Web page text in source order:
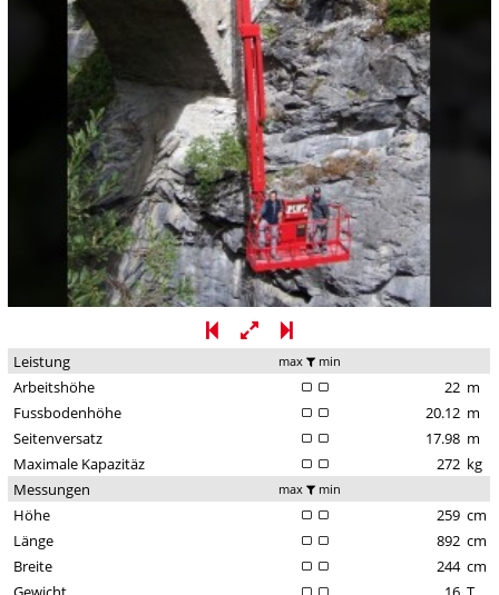
Leistung max min
Arbeitshöhe 22 m
Fussbodenhöhe
20.12 m
Seitenversatz
17.98 m
Maximale Kapazitäz
272 kg
Messungen
max min
Höhe 259 cm
Länge
892 cm
Breite
244 cm